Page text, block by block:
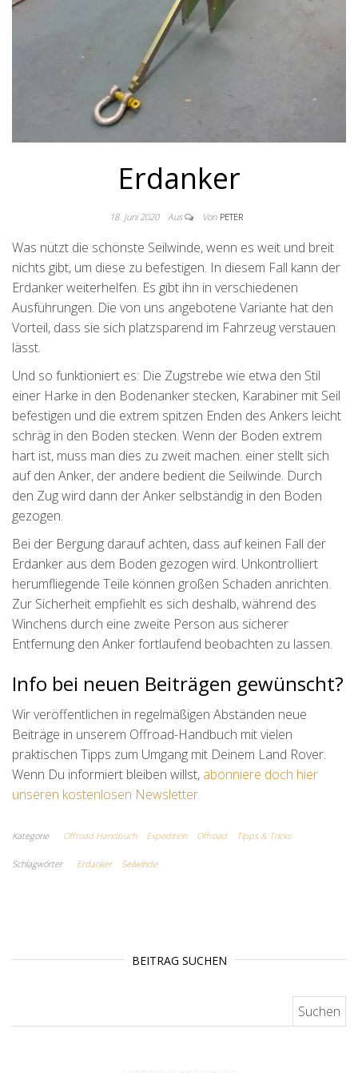
Erdanker
18. Juni 2020 Aus Von PETER
Was nützt die schönste Seilwinde, wenn es weit und breit
nichts gibt, um diese zu befestigen. In diesem Fall kann der
Erdanker weiterhelfen. Es gibt ihn in verschiedenen
Ausführungen. Die von uns angebotene Variante hat den
Vorteil, dass sie sich platzsparend im Fahrzeug verstauen
lässt.
Und so funktioniert es: Die Zugstrebe wie etwa den Stil
einer Harke in den Bodenanker stecken, Karabiner mit Seil
befestigen und die extrem spitzen Enden des Ankers leicht
schräg in den Boden stecken. Wenn der Boden extrem
hart ist, muss man dies zu zweit machen. einer stellt sich
auf den Anker, der andere bedient die Seilwinde. Durch
den Zug wird dann der Anker selbständig in den Boden
gezogen.
Bei der Bergung darauf achten, dass auf keinen Fall der
Erdanker aus dem Boden gezogen wird. Unkontrolliert
herumfliegende Teile können großen Schaden anrichten.
Zur Sicherheit empfiehlt es sich deshalb, während des
Winchens durch eine zweite Person aus sicherer
Entfernung den Anker fortlaufend beobachten zu lassen.
Info bei neuen Beiträgen gewünscht?
Wir veröffentlichen in regelmäßigen Abständen neue
Beiträge in unserem Offroad-Handbuch mit vielen
praktischen Tipps zum Umgang mit Deinem Land Rover.
Wenn Du informiert bleiben willst, abonniere doch hier
unseren kostenlosen Newsletter.
Kategorie Offroad Handbuch Expedition Offroad Tipps & Tricks
Schlagwörter Erdanker Seilwinde
BEITRAG SUCHEN